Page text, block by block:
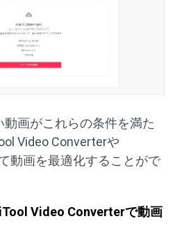
画がこれらの条件を満た
Video Converterや
動画を最適化することがで
Video Converterで動画